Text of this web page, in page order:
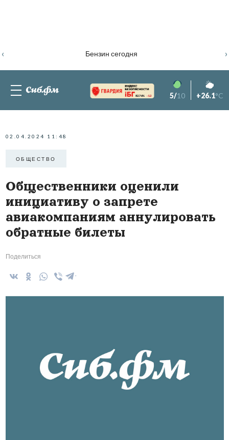
Бензин сегодня
‹ ›
82.76% -1.2 5/10 +26.1°C
02.04.2024 11:48
ОБЩЕСТВО
Общественники оценили
инициативу о запрете
авиакомпаниям аннулировать
обратные билеты
Поделиться